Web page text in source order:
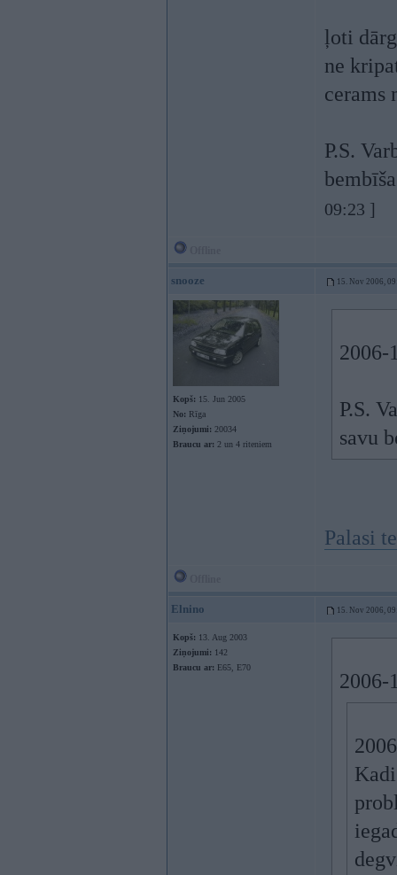
ļoti
ne
cerams
P.S.
09:23 ]
snooze 15. Nov 2006,
Kopš: 15. Jun 2005
No: Rīga
Ziņojumi: 20034
Braucu ar: 2 un 4 riteniem
2006-
P.S.
savu
Palasi
Elnino 15. Nov 2006,
Kopš: 13. Aug 2003
Ziņojumi: 142
Braucu ar: E65, E70
2006-